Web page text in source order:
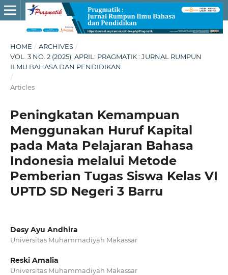
HOME / ARCHIVES /
VOL. 3 NO. 2 (2025): APRIL: PRAGMATIK : JURNAL RUMPUN
ILMU BAHASA DAN PENDIDIKAN
/
Articles
Peningkatan Kemampuan
Menggunakan Huruf Kapital
pada Mata Pelajaran Bahasa
Indonesia melalui Metode
Pemberian Tugas Siswa Kelas VI
UPTD SD Negeri 3 Barru
Desy Ayu Andhira
Universitas Muhammadiyah Makassar
Reski Amalia
Universitas Muhammadiyah Makassar